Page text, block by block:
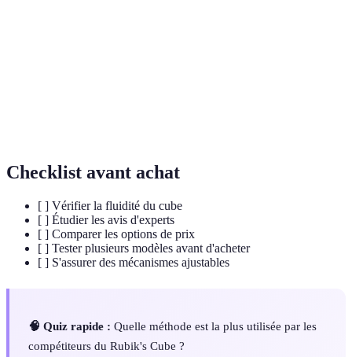
Checklist avant achat
[ ] Vérifier la fluidité du cube
[ ] Étudier les avis d'experts
[ ] Comparer les options de prix
[ ] Tester plusieurs modèles avant d'acheter
[ ] S'assurer des mécanismes ajustables
🧠 Quiz rapide : Quelle méthode est la plus utilisée par les
compétiteurs du Rubik's Cube ?